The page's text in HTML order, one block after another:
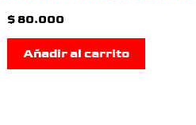
$80.000
Añadir al carrito